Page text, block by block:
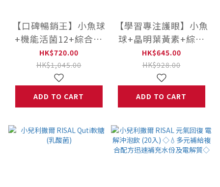
【口碑暢銷王】小魚球
+機能活菌12+綜合乳
鐵
HK$720.00
HK$1,045.00
ADD TO CART
【學習專注護眼】小魚
球+晶明葉黃素+綜合
乳鐵
HK$645.00
HK$928.00
ADD TO CART